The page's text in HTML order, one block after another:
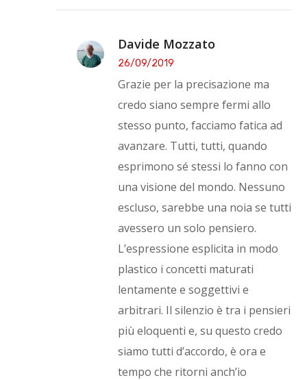
Davide Mozzato
26/09/2019
Grazie per la precisazione ma
credo siano sempre fermi allo
stesso punto, facciamo fatica ad
avanzare. Tutti, tutti, quando
esprimono sé stessi lo fanno con
una visione del mondo. Nessuno
escluso, sarebbe una noia se tutti
avessero un solo pensiero.
L’espressione esplicita in modo
plastico i concetti maturati
lentamente e soggettivi e
arbitrari. Il silenzio è tra i pensieri
più eloquenti e, su questo credo
siamo tutti d’accordo, è ora e
tempo che ritorni anch’io